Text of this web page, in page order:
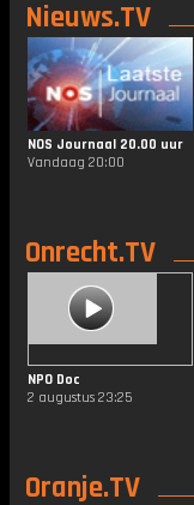
Nieuws.TV
NOS Journaal 20.00 uur
Vandaag 20:00
Onrecht.TV
NPO Doc
2 augustus 23:25
Oranje.TV